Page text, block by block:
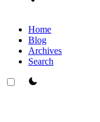
Home
Blog
Archives
Search
theme switcher